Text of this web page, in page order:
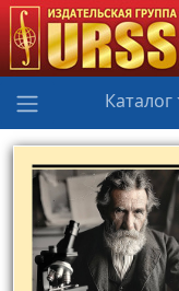
Каталог